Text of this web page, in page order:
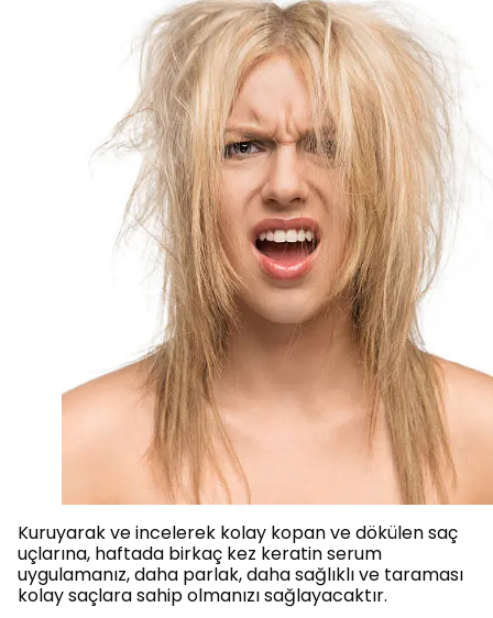
Kuruyarak ve incelerek kolay kopan ve dökülen saç
uçlarına, haftada birkaç kez keratin serum
uygulamanız, daha parlak, daha sağlıklı ve taraması
kolay saçlara sahip olmanızı sağlayacaktır.